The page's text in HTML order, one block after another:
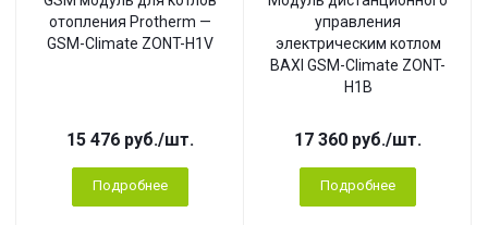
отопления Protherm —
GSM-Climate ZONT-H1V
15 476 руб./шт.
Подробнее
управления
электрическим котлом
BAXI GSM-Climate ZONT-
H1B
17 360 руб./шт.
Подробнее